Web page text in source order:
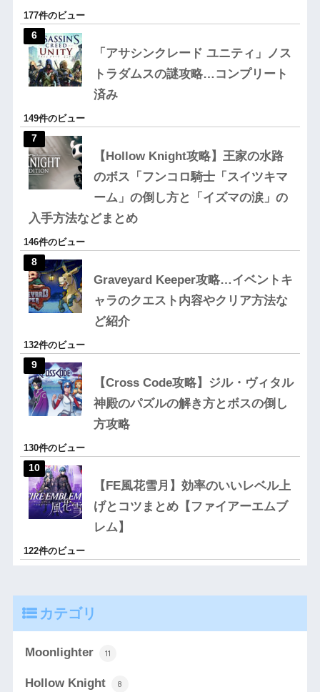
177件のビュー
「アサシンクレード ユニティ」ノス
トラダムスの謎攻略…コンプリート
済み
149件のビュー
【Hollow Knight攻略】王家の水路
のボス「フンコロ騎士「スイツキマ
ーム」の倒し方と「イズマの涙」の
入手方法などまとめ
146件のビュー
Graveyard Keeper攻略…イベントキ
ャラのクエスト内容やクリア方法な
ど紹介
132件のビュー
【Cross Code攻略】ジル・ヴィタル
神殿のパズルの解き方とボスの倒し
方攻略
130件のビュー
【FE風花雪月】効率のいいレベル上
げとコツまとめ【ファイアーエムブ
レム】
122件のビュー
カテゴリ
Moonlighter 11
Hollow Knight 8